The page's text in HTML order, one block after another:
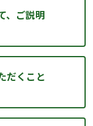
、ご説明
だくこと